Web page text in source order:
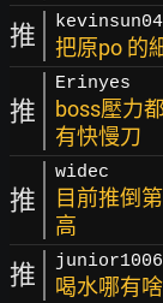
推 把原po 的
推
Erinyes
boss壓力
有快慢刀
推
widec
目前推倒
高
推 junior1006
喝水哪有